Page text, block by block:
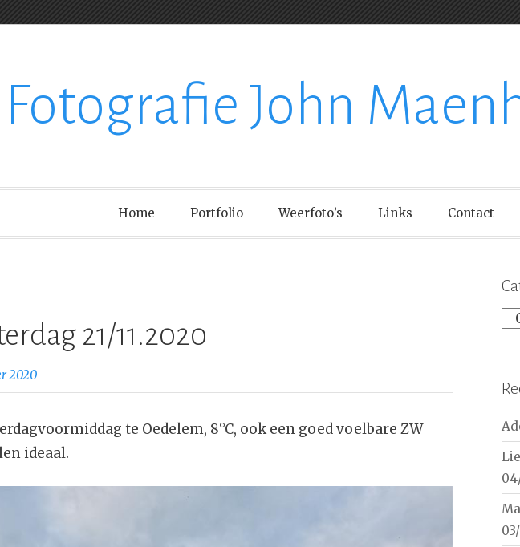
Fotografie John
Home Portfolio Weerfoto’s Links Contact
21/11.2020
2020
te Oedelem, 8°C, ook een goed voelbare ZW
ideaal.